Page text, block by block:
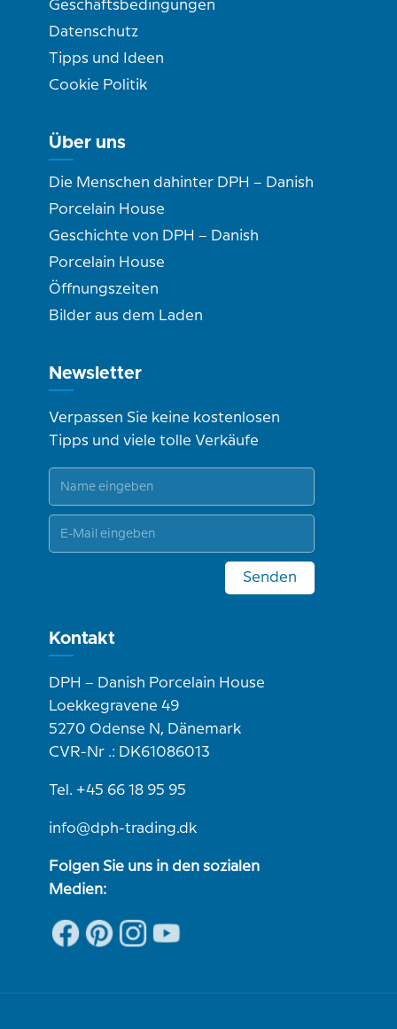
Geschäftsbedingungen
Datenschutz
Tipps und Ideen
Cookie Politik
Über uns
Die Menschen dahinter DPH – Danish
Porcelain House
Geschichte von DPH – Danish
Porcelain House
Öffnungszeiten
Bilder aus dem Laden
Newsletter
Verpassen Sie keine kostenlosen
Tipps und viele tolle Verkäufe
Senden
Kontakt
DPH – Danish Porcelain House
Loekkegravene 49
5270 Odense N, Dänemark
CVR-Nr .: DK61086013
Tel. +45 66 18 95 95
info@dph-trading.dk
Folgen Sie uns in den sozialen
Medien: